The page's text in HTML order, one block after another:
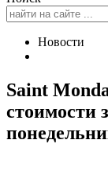
Новости
Saint
стоимости